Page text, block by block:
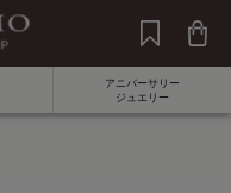
アニバーサリー
ジュエリー